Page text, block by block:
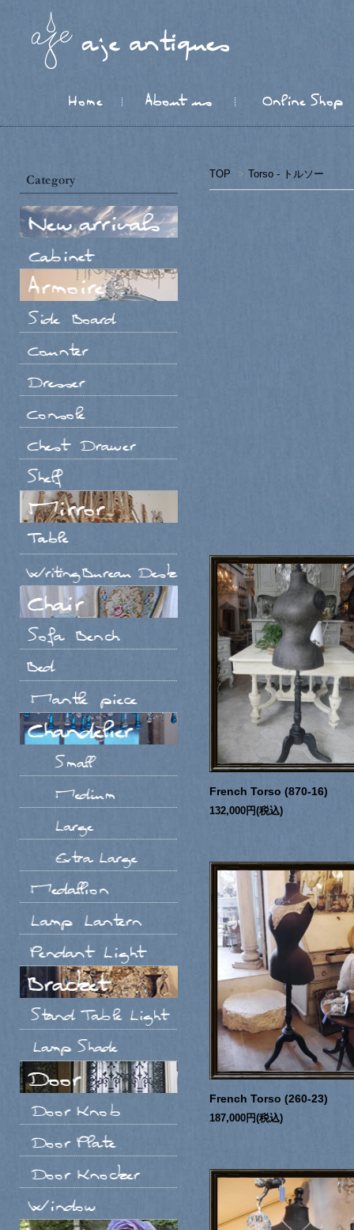
TOP > Torso - トルソー
French Torso (870-16)
132,000円(税込)
French Torso (260-23)
187,000円(税込)